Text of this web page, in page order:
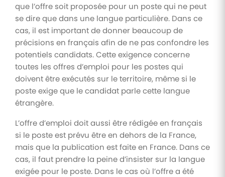
que l’offre soit proposée pour un poste qui ne peut
se dire que dans une langue particulière. Dans ce
cas, il est important de donner beaucoup de
précisions en français afin de ne pas confondre les
potentiels candidats. Cette exigence concerne
toutes les offres d’emploi pour les postes qui
doivent être exécutés sur le territoire, même si le
poste exige que le candidat parle cette langue
étrangère.
L’offre d’emploi doit aussi être rédigée en français
si le poste est prévu être en dehors de la France,
mais que la publication est faite en France. Dans ce
cas, il faut prendre la peine d’insister sur la langue
exigée pour le poste. Dans le cas où l’offre a été